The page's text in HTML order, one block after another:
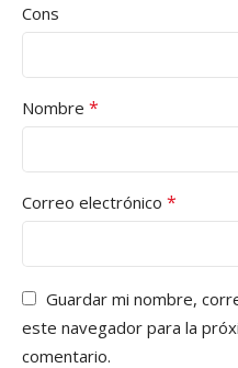
Cons
Nombre *
Correo electrónico *
Guardar mi nombre,
este navegador para la
comentario.